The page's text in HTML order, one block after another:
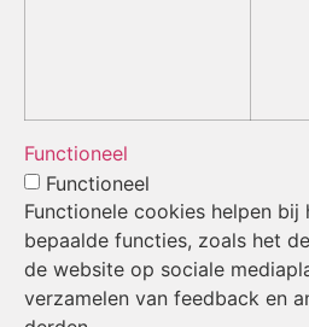
Functioneel
Functioneel
Functionele cookies helpen bij
bepaalde functies, zoals het
de website op sociale
verzamelen van feedback en